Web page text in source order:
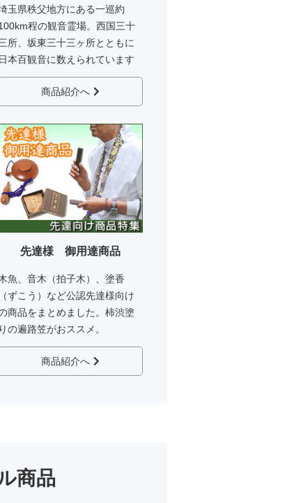
玉県秩父地方にある一巡約
程の観音霊場。西国三十
所、坂東三十三ヶ所とともに
日本百観音に数えられています
商品紹介へ
先達様 御用達商品
魚、音木（拍子木）、塗香
（ずこう）など公認先達様向け
商品をまとめました。柿渋塗
りの遍路笠がおススメ。
商品紹介へ
商品